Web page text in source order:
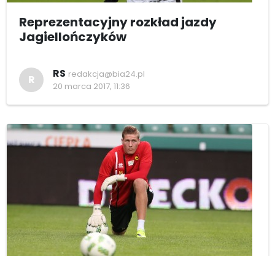
Reprezentacyjny rozkład jazdy
Jagiellończyków
R RS redakcja@bia24.pl
20 marca 2017, 11:36